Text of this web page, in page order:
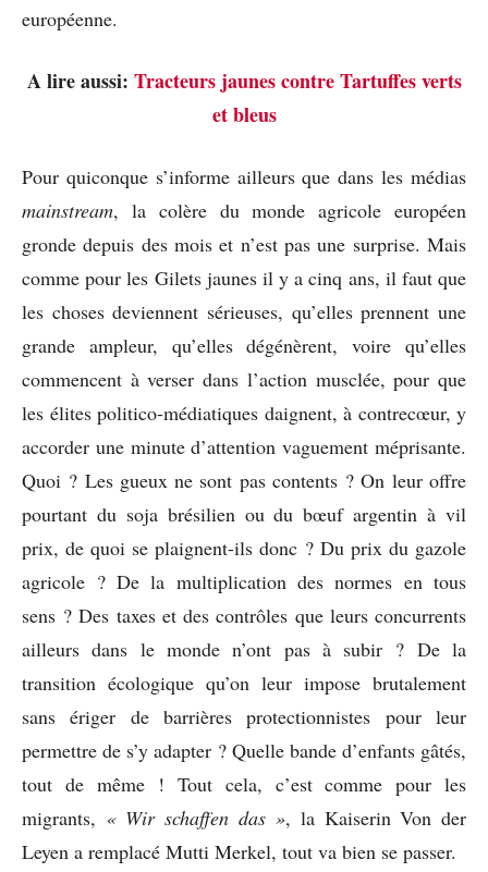
européenne.
A lire aussi: Tracteurs jaunes contre Tartuffes verts
et bleus
Pour quiconque s’informe ailleurs que dans les médias
mainstream, la colère du monde agricole européen
gronde depuis des mois et n’est pas une surprise. Mais
comme pour les Gilets jaunes il y a cinq ans, il faut que
les choses deviennent sérieuses, qu’elles prennent une
grande ampleur, qu’elles dégénèrent, voire qu’elles
commencent à verser dans l’action musclée, pour que
les élites politico-médiatiques daignent, à contrecœur, y
accorder une minute d’attention vaguement méprisante.
Quoi ? Les gueux ne sont pas contents ? On leur offre
pourtant du soja brésilien ou du bœuf argentin à vil
prix, de quoi se plaignent-ils donc ? Du prix du gazole
agricole ? De la multiplication des normes en tous
sens ? Des taxes et des contrôles que leurs concurrents
ailleurs dans le monde n’ont pas à subir ? De la
transition écologique qu’on leur impose brutalement
sans ériger de barrières protectionnistes pour leur
permettre de s’y adapter ? Quelle bande d’enfants gâtés,
tout de même ! Tout cela, c’est comme pour les
migrants, « Wir schaffen das », la Kaiserin Von der
Leyen a remplacé Mutti Merkel, tout va bien se passer.